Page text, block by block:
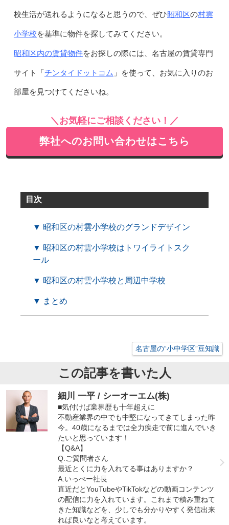
校生活が送れるようになると思うので、ぜひ昭和区の村雲
小学校を基準に物件を探してみてください。
昭和区内の賃貸物件をお探しの際には、名古屋の賃貸専門
サイト「チンタイドットコム 」を使って、お気に入りのお
部屋を見つけてくださいね。
＼お気軽にご相談ください！／
弊社へのお問い合わせはこちら
目次
▼ 昭和区の村雲小学校のグランドデザイン
▼ 昭和区の村雲小学校はトワイライトスク
ール
▼ 昭和区の村雲小学校と周辺中学校
▼ まとめ
名古屋の“小中学区”豆知識
この記事を書いた人
細川 一平 / シーオーエム(株)
■気付けば業界歴も十年超えに
不動産業界の中でも中堅になってきてしまった昨
今。40歳になるまでは全力疾走で前に進んでいき
たいと思っています！
【Q&A】
Q.ご質問者さん
最近とくに力を入れてる事はありますか？
A.いっぺー社長
直近だとYouTubeやTikTokなどの動画コンテンツ
の配信に力を入れています。これまで積み重ねて
きた知識などを、少しでも分かりやすく発信出来
れば良いなと考えています。